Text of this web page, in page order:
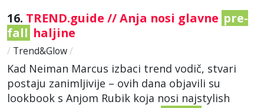
16. TREND.guide // Anja nosi glavne pre-
fall haljine
/ Trend&Glow/
Kad Neiman Marcus izbaci trend vodič, stvari
postaju zanimljivije – ovih dana objavili su
lookbook s Anjom Rubik koja nosi najstylish